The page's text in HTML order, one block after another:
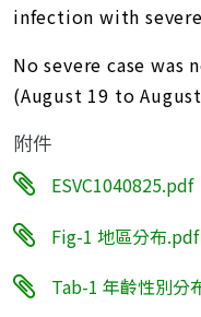
infection with
No severe case was
(August 19 to
附件
ESVC1040825.pdf
Fig-1 地區分布.pdf
Tab-1 年齡性別分